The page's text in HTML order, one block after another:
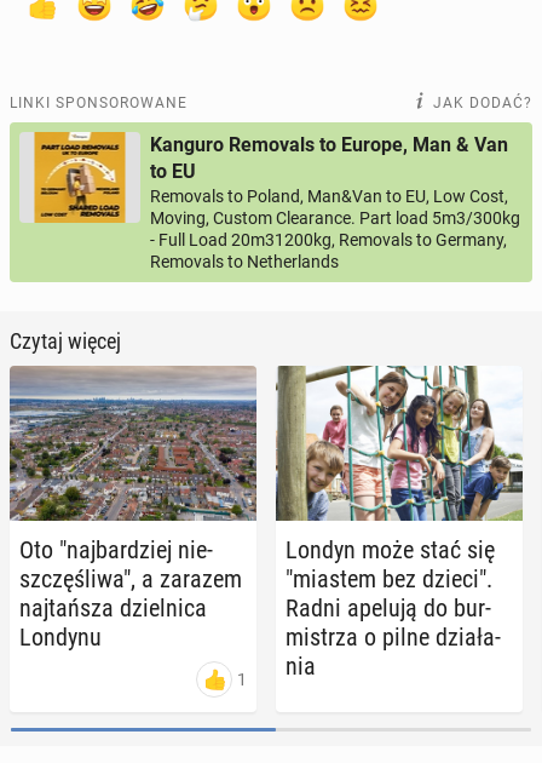
LINKI SPONSOROWANE JAK DODAĆ?
Kanguro Removals to Europe, Man & Van
to EU
Removals to Poland, Man&Van to EU, Low Cost,
Moving, Custom Clearance. Part load 5m3/300kg
- Full Load 20m31200kg, Removals to Germany,
Removals to Netherlands
Czytaj więcej
Oto "naj­bar­dziej nie­
szczę­śli­wa", a zarazem
naj­tań­sza dziel­ni­ca
Londynu
1
Londyn może stać się
"miastem bez dzieci".
Radni apelują do bur­
mi­strza o pilne dzia­ła­
nia